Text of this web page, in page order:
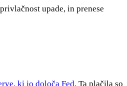
upade, in prenese
ki jo določa Fed. Ta plačila so